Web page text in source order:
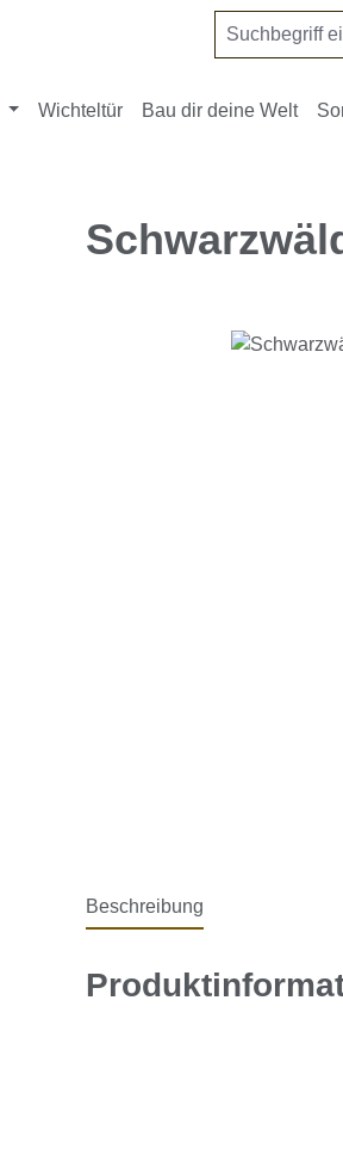
Wichteltür Bau dir deine Welt
Bildergalerie überspringen
Beschreibung